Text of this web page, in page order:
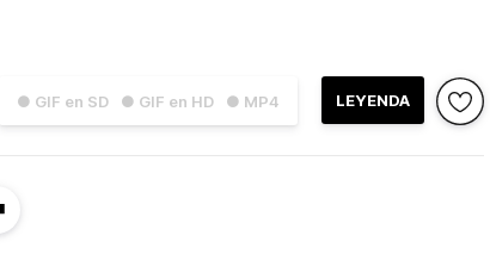
● GIF en SD ● GIF en HD ● MP4 LEYENDA